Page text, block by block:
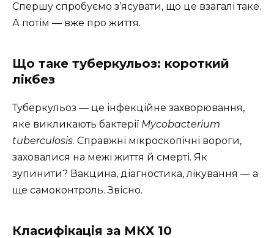
Спершу спробуємо з’ясувати, що це взагалі таке.
А потім — вже про життя.
Що таке туберкульоз: короткий
лікбез
Туберкульоз — це інфекційне захворювання,
яке викликають бактерії Mycobacterium
tuberculosis. Справжні мікроскопічні вороги,
заховалися на межі життя й смерті. Як
зупинити? Вакцина, діагностика, лікування — а
ще самоконтроль. Звісно.
Класифікація за МКХ 10